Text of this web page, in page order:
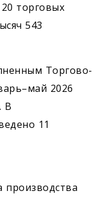
торговых
543
Торгово-
2026
В
11
производства